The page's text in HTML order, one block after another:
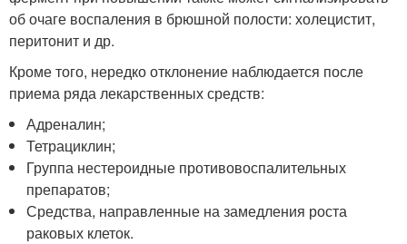
об очаге воспаления в брюшной полости: холецистит,
перитонит и др.
Кроме того, нередко отклонение наблюдается после
приема ряда лекарственных средств:
Адреналин;
Тетрациклин;
Группа нестероидные противовоспалительных
препаратов;
Средства, направленные на замедления роста
раковых клеток.